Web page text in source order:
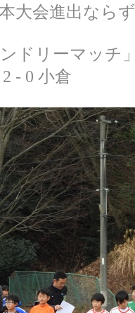
大会進出ならず
ンドリーマッチ」
2 - 0 小倉